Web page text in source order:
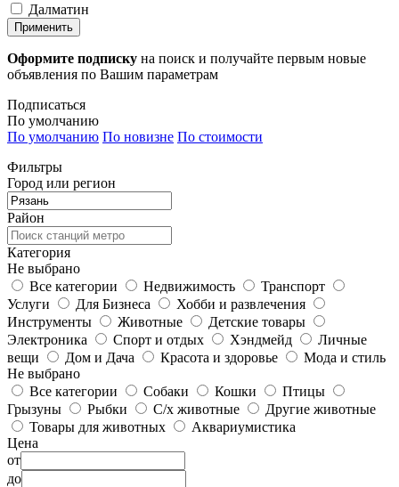
Далматин
Применить
Оформите подписку на поиск и получайте первым новые
объявления по Вашим параметрам
Подписаться
По умолчанию
По умолчанию По новизне По стоимости
Фильтры
Город или регион
Район
Категория
Не выбрано
Все категории
Недвижимость
Транспорт
Услуги
Для Бизнеса
Хобби и развлечения
Инструменты
Животные
Детские товары
Электроника
Спорт и отдых Хэндмейд
Личные
вещи
Дом и Дача Красота и здоровье
Мода и стиль
Не выбрано
Все категории
Собаки Кошки
Птицы
Грызуны
Рыбки С/х животные
Другие животные
Товары для животных
Аквариумистика
Цена
от
до